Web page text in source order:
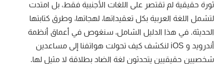
حقيقية لم تقتصر على اللغات الأجنبية فقط، بل امتدت
اللغة العربية بكل تعقيداتها، لهجاتها، وطرق كتابتها
في هذا الدليل الشامل، سنغوص في أعماق أنظمة
أندرويد و iOS لنكشف كيف تحولت هواتفنا إلى مساعدين
حقيقيين يتحدثون لغة الضاد بطلاقة لا مثيل لها.